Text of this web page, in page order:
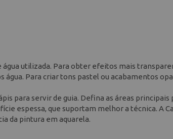
utilizada. Para obter efeitos mais
Para criar tons pastel ou acabamentos
para servir de guia. Defina as áreas
espessa, que suportam melhor a técnica. A
da pintura em aquarela.